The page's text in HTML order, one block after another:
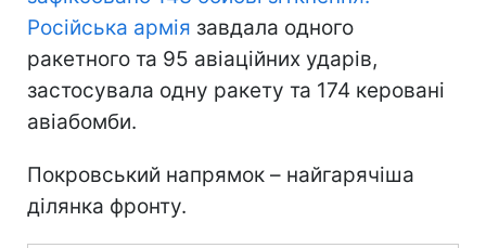
Російська армія завдала одного
ракетного та 95 авіаційних ударів,
застосувала одну ракету та 174 керовані
авіабомби.
Покровський напрямок – найгарячіша
ділянка фронту.